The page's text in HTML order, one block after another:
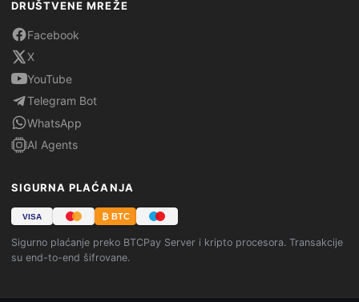
DRUŠTVENE MREŽE
Facebook
X
YouTube
Telegram Bot
WhatsApp
AI Agents
SIGURNA PLAĆANJA
VISA ₿ BTC
Sigurno plaćanje preko BTCPay Server i kripto procesora. Transakcije
su end-to-end šifrovane.